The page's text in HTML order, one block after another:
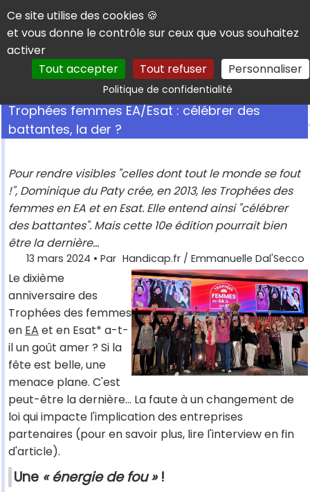
Panneau de gestion des cookies
Ce site utilise des cookies 🍪
et vous donne le contrôle sur ceux que vous souhaitez
activer
Tout accepter
Tout refuser Personnaliser
Politique de confidentialitéRechercher
Trophées femmes EA/Esat : célébrer des
battantes, la der ?
Pour rendre visibles "celles dont tout le monde se fout
!", Dominique du Paty crée, en 2013, les Trophées des
femmes en EA et en Esat. Elle entend ainsi "célébrer
des battantes". Mais cette 10e édition pourrait bien
être la dernière...
13 mars 2024 • Par Handicap.fr / Emmanuelle Dal'Secco
Le dixième
anniversaire des
Trophées des femmes
en EA et en Esat* a-t-
il un goût amer ? Si la
fête est belle, une
menace plane. C'est
peut-être la dernière... La faute à un changement de
loi qui impacte l'implication des entreprises
partenaires (pour en savoir plus, lire l'interview en fin
d'article).
Une « énergie de fou » !